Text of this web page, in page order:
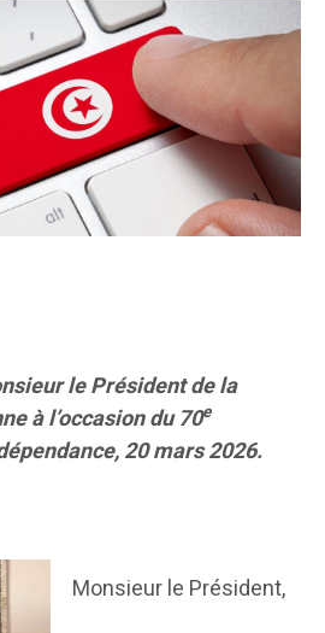
le Président de la
à l’occasion du 70e
20 mars 2026.
Monsieur le Président,